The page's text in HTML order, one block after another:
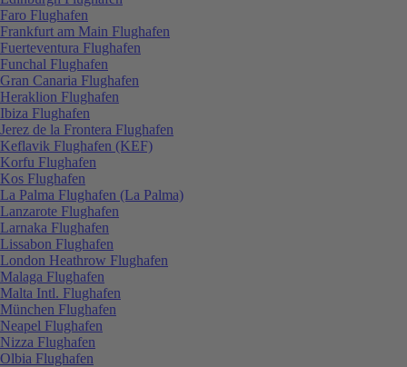
Faro Flughafen
Frankfurt am Main Flughafen
Fuerteventura Flughafen
Funchal Flughafen
Gran Canaria Flughafen
Heraklion Flughafen
Ibiza Flughafen
Jerez de la Frontera Flughafen
Keflavik Flughafen (KEF)
Korfu Flughafen
Kos Flughafen
La Palma Flughafen (La Palma)
Lanzarote Flughafen
Larnaka Flughafen
Lissabon Flughafen
London Heathrow Flughafen
Malaga Flughafen
Malta Intl. Flughafen
München Flughafen
Neapel Flughafen
Nizza Flughafen
Olbia Flughafen